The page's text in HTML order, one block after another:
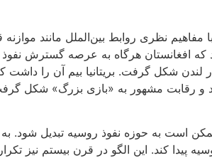
نظری روابط بین‌الملل مانند
افغانستان هرگاه به عرصه گسترش
شکل گرفت. بریتانیا بیم آن را داشت
و رقابت مشهور به «بازی بزرگ» شکل
است به حوزه نفوذ روسیه تبدیل شود.